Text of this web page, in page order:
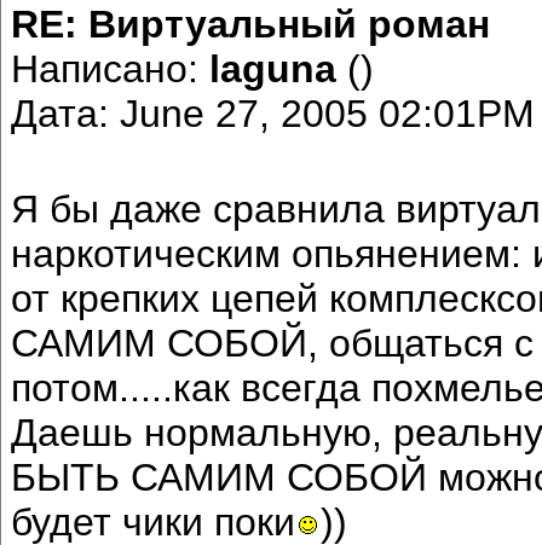
RE: Виртуальный роман
Написано: laguna ()
Дата: June 27, 2005 02:01PM
Я бы даже сравнила
наркотическим опьянением:
от крепких цепей
САМИМ СОБОЙ, общаться с
потом.....как всегда
Даешь нормальную,
БЫТЬ САМИМ СОБОЙ можно
будет чики поки
))